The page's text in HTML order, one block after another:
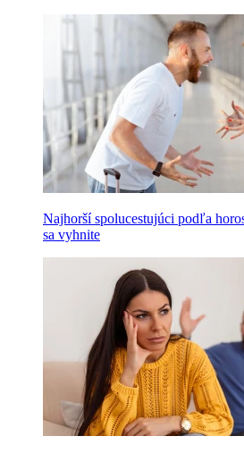
Najhorší spolucestujúci podľa
sa vyhnite